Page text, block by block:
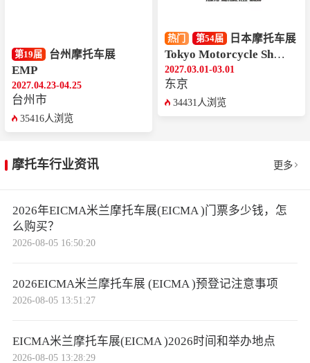
第19届 台州摩托车展
EMP
2027.04.23-04.25
台州市
35416人浏览
热门 第54届 日本摩托车展
Tokyo Motorcycle Show
2027.03.01-03.01
东京
34431人浏览
摩托车行业资讯 更多
2026年EICMA米兰摩托车展(EICMA )门票多少钱，怎
么购买？
2026-08-05 16:50:20
2026EICMA米兰摩托车展 (EICMA )预登记注意事项
2026-08-05 13:51:27
EICMA米兰摩托车展(EICMA )2026时间和举办地点
2026-08-05 13:28:29